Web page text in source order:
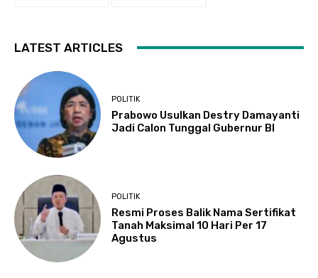
LATEST ARTICLES
POLITIK
Prabowo Usulkan Destry Damayanti
Jadi Calon Tunggal Gubernur BI
POLITIK
Resmi Proses Balik Nama Sertifikat
Tanah Maksimal 10 Hari Per 17
Agustus